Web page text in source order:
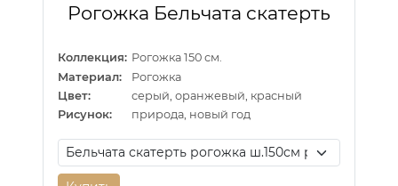
Рогожка Бельчата скатерть
Коллекция: Рогожка 150 см.
Материал:
Рогожка
Цвет:
серый, оранжевый, красный
Рисунок:
природа, новый год